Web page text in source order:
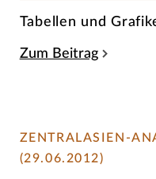
Tabellen und
Zum Beitrag
ZENTRALASIEN-
(29.06.2012)